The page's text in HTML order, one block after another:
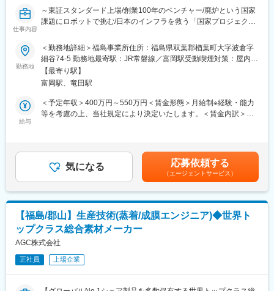
けていくため、安心して就業いただけます。
■キャリアパス：
段ボール原紙製造マシンの設備保守やメンテナンスを担当してい
ただきます。マシンの構造や保全業務について一通り理解し、1人
でも業務ができるようになり、かつリーダーシップがある方につ
いては、若くして主任や係長へのステップアップを目指すことも
■当社の特徴：
います。また、木材チップや廃プラスチックを活用したバイオマ
スボイラーを製紙業界で先駆けて導入するなど、環境に配慮した
製紙工場を運営しています。当社のリクルートサイト
(https://www.iwaki-daio.co.jp/recruit)もぜひご覧ください。
仕事内容
～東証スタンダード上場/創業100年のベンチャー/廃炉という国家
課題にロボットで挑む/日本のインフラを救う「国家プロジェク
■募集背景：
当社は発電所向けバルブで国内シェア約9割を誇り、日本のインフ
ラを支えてきました。次の100年に向け、新たに挑むのが福島第
一原発の廃炉という国家的プロジェクト。高放射線で人が入れな
い環境に対応するため、点検や補修を担うロボット技術の開発を
進めています。医療・福祉ロボットの開発経験を持つ技術責任者
のもと、前例のない課題にゼロから挑む体制を強化するため、共
◇顧客との関係構築・ニーズのヒアリング
東京電力(福島第一原発)を中心とした現地訪問・現場担当者との定
期的なコミュニケーションを通じて、廃炉作業における課題やロ
◇市場調査・マーケティング戦略の立案
顧客から得た情報や競合他社の動向をもとに、ロボット事業の市
場における立ち位置やターゲット層、提供価値を整理し、開発チ
ームや経営層と連携して事業戦略の立案を支援します。
◇ソリューション提案・プロジェクト推進
顧客課題に対して、開発中のロボットがどのように貢献できるか
を示す提案書・プレゼン資料を作成し、提案活動を実施。社内外
の関係者と連携し、プロジェクトの円滑な進行を支援します。
勤務地
＜勤務地詳細＞福島事業所住所：福島県双葉郡楢葉町大字波倉字
細谷74-5 勤務地最寄駅：JR常磐線／富岡駅受動喫煙対策：屋内全
面禁煙変更の範囲：会社の定める事業所
【最寄り駅】
富岡駅、竜田駅
給与
＜予定年収＞400万円～550万円＜賃金形態＞月給制※経験・能力
等を考慮の上、当社規定により決定いたします。＜賃金内訳＞月
業績評価および個人の成績に応じて変動■時間外手当：30％割増
支給賃金はあくまでも目安の金額であり、選考を通じて上下する
可能性があります。月給(月額)は固定手当を含めた表記です。
気になる 応募依頼する
（エージェントサービス）
【福島/郡山】生産技術(蒸着/成膜エンジニア)◆世界ト
ップクラス総合素材メーカー
AGC株式会社
正社員 上場企業